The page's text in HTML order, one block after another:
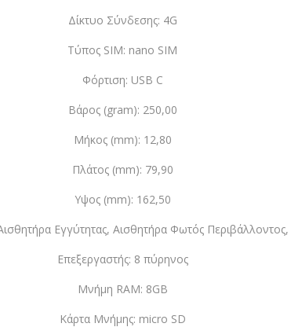
Δίκτυο Σύνδεσης: 4G
Τύπος SIM: nano SIM
Φόρτιση: USB C
Βάρος (gram): 250,00
Μήκος (mm): 12,80
Πλάτος (mm): 79,90
Υψος (mm): 162,50
Εγγύτητας, Αισθητήρα Φωτός
Επεξεργαστής: 8 πύρηνος
Μνήμη RAM: 8GB
Κάρτα Μνήμης: micro SD